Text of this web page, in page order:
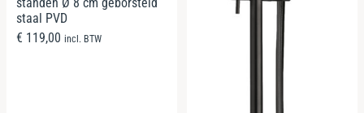
staal PVD
€ 119,00 incl. BTW